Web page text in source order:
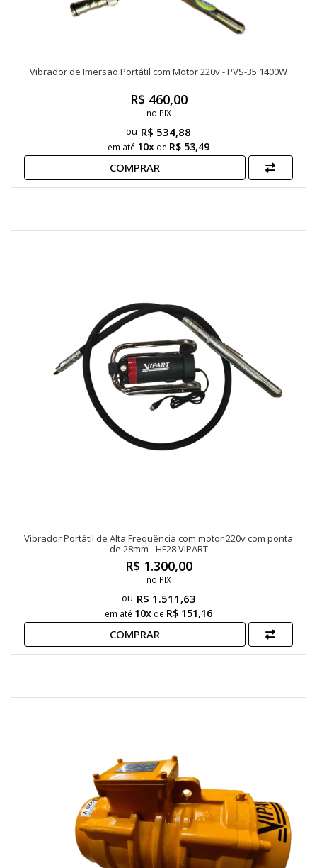
Vibrador de Imersão Portátil com Motor 220v - PVS-35 1400W
R$ 534,88
em até 10x de R$ 53,49
R$ 460,00
no PIX
COMPRAR
Vibrador Portátil de Alta Frequência com motor 220v com ponta
de 28mm - HF28 VIPART
R$ 1.511,63
em até 10x de R$ 151,16
R$ 1.300,00
no PIX
COMPRAR